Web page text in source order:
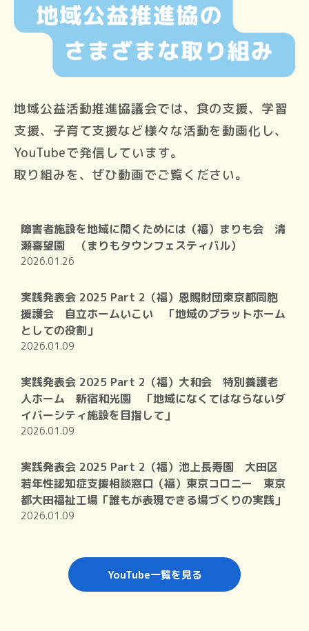
地域公益活動推進協議会では、食の支援、学習
支援、子育て支援など様々な活動を動画化し、
YouTubeで発信しています。
取り組みを、ぜひ動画でご覧ください。
YouTube一覧を見る
障害者施設を地域に開くためには（福）まりも会 清
瀬喜望園 （まりもタウンフェスティバル）
2026.01.26
実践発表会 2025 Part 2（福）恩賜財団東京都同胞
援護会 自立ホームいこい 「地域のプラットホーム
としての役割」
2026.01.09
実践発表会 2025 Part 2（福）大和会 特別養護老
人ホーム 新宿和光園 「地域になくてはならないダ
イバーシティ施設を目指して」
2026.01.09
実践発表会 2025 Part 2（福）池上長寿園 大田区
若年性認知症支援相談窓口（福）東京コロニー 東京
都大田福祉工場「誰もが表現できる場づくりの実践」
2026.01.09